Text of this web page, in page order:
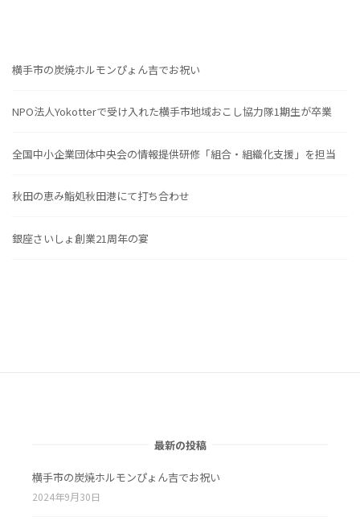
横手市の炭焼ホルモンぴょん吉でお祝い
NPO法人Yokotterで受け入れた横手市地域おこし協力隊1期生が卒業
全国中小企業団体中央会の情報提供研修「組合・組織化支援」を担当
秋田の恵み鮨処秋田港にて打ち合わせ
銀座さいしょ創業21周年の宴
最新の投稿
横手市の炭焼ホルモンぴょん吉でお祝い
2024年9月30日